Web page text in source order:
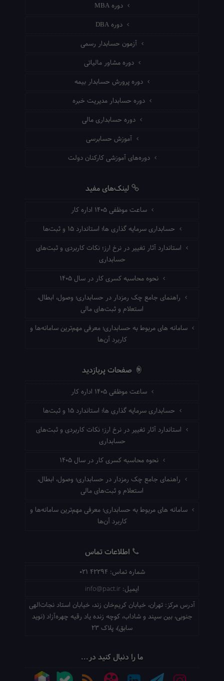
دوره MBA
دوره DBA
آزمون حسابدار رسمی
دوره مشاور مالیاتی
دوره پرورش حسابدار بیمه
دوره حسابدار مدیریت خبره
دوره حسابداری مالی
آموزش حسابرسی
دوره‌های آموزشی کارکنان دولت
لینک‌های مفید
ساعت موظفی ۱۴۰۵ اداره کار
حسابداری سرمایه گذاری ها؛ استاندارد ۱۵ و ثبت‌ها
استاندارد آثار تغییر در نرخ ارز؛ نکات کاربردی و ثبت‌های
حسابداری
نحوه محاسبه کسری کار در سال ۱۴۰۵
راهنمای جامع چک رمزدار در حسابداری؛ وصول، ابطال،
استعلام و ثبت‌های مالی
سامانه های مربوط به حسابداری؛ معرفی مهم‌ترین سامانه‌ها و
کاربرد آن‌ها
صفحات پربازدید
ساعت موظفی ۱۴۰۵ اداره کار
حسابداری سرمایه گذاری ها؛ استاندارد ۱۵ و ثبت‌ها
استاندارد آثار تغییر در نرخ ارز؛ نکات کاربردی و ثبت‌های
حسابداری
نحوه محاسبه کسری کار در سال ۱۴۰۵
راهنمای جامع چک رمزدار در حسابداری؛ وصول، ابطال،
استعلام و ثبت‌های مالی
سامانه های مربوط به حسابداری؛ معرفی مهم‌ترین سامانه‌ها و
کاربرد آن‌ها
اطلاعات تماس
شماره تماس: 021 42294
ایمیل: info@pact.ir
آدرس مرکز: تهران، خیابان کریم‌خان زند، خیابان استاد نجات‌الهی
جنوبی، بین سپند و شاداب، کوچه زنده یاد رقیه چهره‌آزاد (نوید
سابق)، پلاک 23
ما را دنبال کنید در...